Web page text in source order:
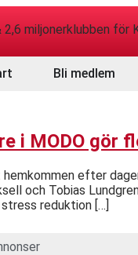
Bli medlem
i MODO gör
efter
och Tobias
reduktion […]